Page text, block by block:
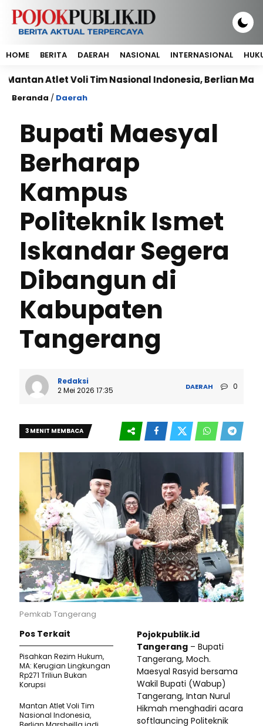
HOME BERITA DAERAH NASIONAL INTERNASIONAL
Voli Tim Nasional Indonesia, Berlian Marsheilla
Beranda / Daerah
Bupati Maesyal
Berharap
Kampus
Politeknik Ismet
Iskandar Segera
Dibangun di
Kabupaten
Tangerang
Redaksi
2 Mei 2026 17:35
DAERAH 0
3 MENIT MEMBACA
Pemkab Tangerang
Pojokpublik.id
Tangerang – Bupati
Tangerang, Moch.
Maesyal Rasyid bersama
Wakil Bupati (Wabup)
Tangerang, Intan Nurul
Hikmah menghadiri acara
softlauncing Politeknik
Pos Terkait
Pisahkan Rezim Hukum,
MA: Kerugian Lingkungan
Rp271 Triliun Bukan
Korupsi
Mantan Atlet Voli Tim
Nasional Indonesia,